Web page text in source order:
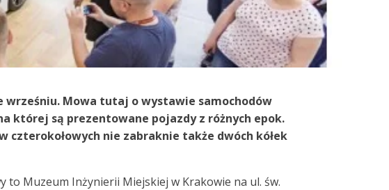
wrześniu. Mowa tutaj o wystawie samochodów
której są prezentowane pojazdy z różnych epok.
czterokołowych nie zabraknie także dwóch kółek
to Muzeum Inżynierii Miejskiej w Krakowie na ul. św.